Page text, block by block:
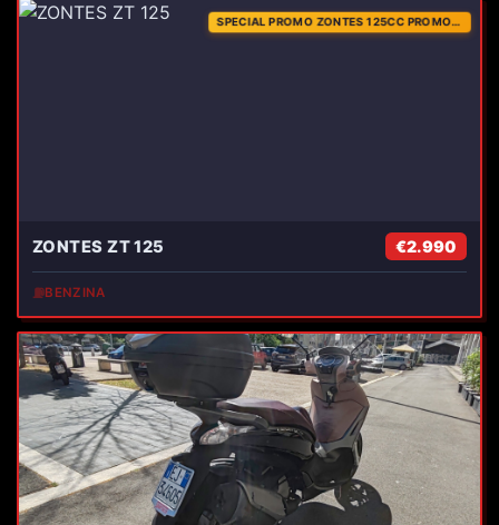
SPECIAL PROMO ZONTES 125CC PROMO SINO AD ESAURIMENTO SCORTE
ZONTES ZT 125 €2.990
⛽BENZINA